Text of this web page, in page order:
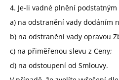
4. Je-li vadné plnění
a) na odstranění vady dodáním
b) na odstranění vady opravou
c) na přiměřenou slevu z Ceny;
d) na odstoupení od Smlouvy.